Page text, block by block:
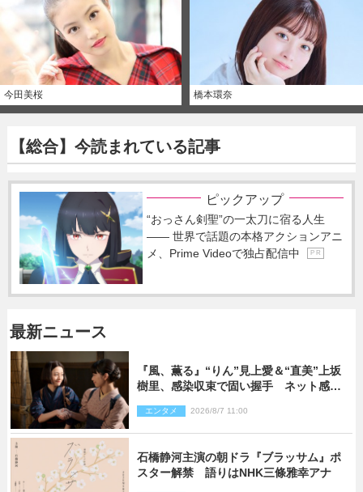
今田美桜 橋本環奈
【総合】今読まれている記事
ピックアップ
“おっさん剣聖”の一太刀に宿る人生
―― 世界で話題の本格アクションアニ
メ、Prime Videoで独占配信中
P R
最新ニュース
『風、薫る』“りん”見上愛＆“直美”上坂
樹里、感染収束で固い握手 ネット感動
エンタメ 2026/8/7 11:00
石橋静河主演の朝ドラ『ブラッサム』ポ
スター解禁 語りはNHK三條雅幸アナ